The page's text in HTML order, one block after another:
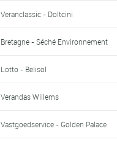
Veranclassic - Doltcini
Bretagne - Séché Environnement
Lotto - Belisol
Verandas Willems
Vastgoedservice - Golden Palace